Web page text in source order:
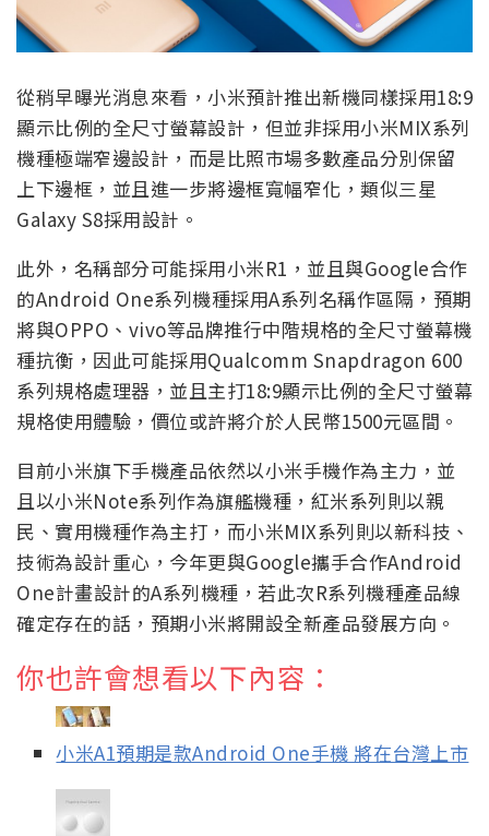
從稍早曝光消息來看，小米預計推出新機同樣採用18:9
顯示比例的全尺寸螢幕設計，但並非採用小米MIX系列
機種極端窄邊設計，而是比照市場多數產品分別保留
上下邊框，並且進一步將邊框寬幅窄化，類似三星
Galaxy S8採用設計。
此外，名稱部分可能採用小米R1，並且與Google合作
的Android One系列機種採用A系列名稱作區隔，預期
將與OPPO、vivo等品牌推行中階規格的全尺寸螢幕機
種抗衡，因此可能採用Qualcomm Snapdragon 600
系列規格處理器，並且主打18:9顯示比例的全尺寸螢幕
規格使用體驗，價位或許將介於人民幣1500元區間。
目前小米旗下手機產品依然以小米手機作為主力，並
且以小米Note系列作為旗艦機種，紅米系列則以親
民、實用機種作為主打，而小米MIX系列則以新科技、
技術為設計重心，今年更與Google攜手合作Android
One計畫設計的A系列機種，若此次R系列機種產品線
確定存在的話，預期小米將開設全新產品發展方向。
你也許會想看以下內容：
小米A1預期是款Android One手機 將在台灣上市